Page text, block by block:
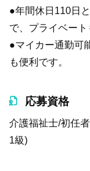
●年間休日110日
で、プライベート
●マイカー通勤可
も便利です。
応募資格
介護福祉士/初任
1級)